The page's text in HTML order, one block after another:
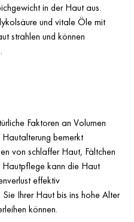
in der Haut aus.
und vitale Öle mit
strahlen und können
Faktoren an Volumen
bemerkt
von schlaffer Haut, Fältchen
Hautpflege kann die Haut
effektiv
Ihrer Haut bis ins hohe Alter
können.